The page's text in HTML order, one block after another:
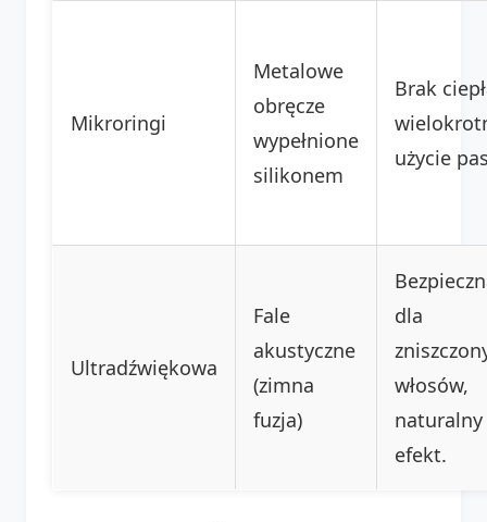
Mikroringi
Metalowe
obręcze
wypełnione
silikonem
Brak
użycie
Ultradźwiękowa
Fale
akustyczne
(zimna
fuzja)
dla
włosów,
naturalny
efekt.